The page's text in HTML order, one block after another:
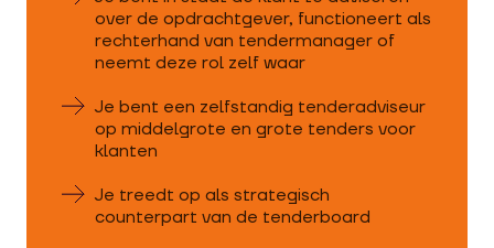
over de opdrachtgever, functioneert als
rechterhand van tendermanager of
neemt deze rol zelf waar
Je bent een zelfstandig tenderadviseur
op middelgrote en grote tenders voor
klanten
Je treedt op als strategisch
counterpart van de tenderboard